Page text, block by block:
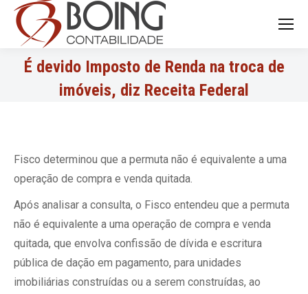
Search:
É devido Imposto de Renda na troca de
imóveis, diz Receita Federal
Fisco determinou que a permuta não é equivalente a uma
operação de compra e venda quitada.
Após analisar a consulta, o Fisco entendeu que a permuta
não é equivalente a uma operação de compra e venda
quitada, que envolva confissão de dívida e escritura
pública de dação em pagamento, para unidades
imobiliárias construídas ou a serem construídas, ao